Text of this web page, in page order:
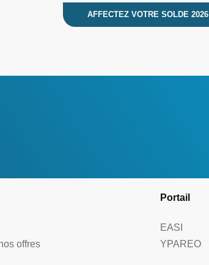
AFFECTEZ VOTRE SOLDE 2026
offres
Portail
EASI
YPAREO